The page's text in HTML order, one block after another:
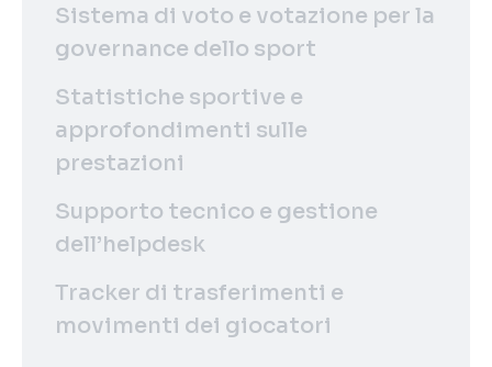
Sistema di voto e votazione per la
governance dello sport
Statistiche sportive e
approfondimenti sulle
prestazioni
Supporto tecnico e gestione
dell’helpdesk
Tracker di trasferimenti e
movimenti dei giocatori